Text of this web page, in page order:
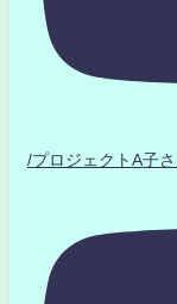
/プロジェクトA子